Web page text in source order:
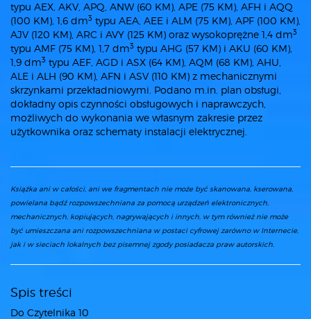
typu AEX, AKV, APQ, ANW (60 KM), APE (75 KM), AFH i AQQ
(100 KM), 1,6 dm3 typu AEA, AEE i ALM (75 KM), APF (100 KM),
AJV (120 KM), ARC i AVY (125 KM) oraz wysokoprężne 1,4 dm3
typu AMF (75 KM), 1,7 dm3 typu AHG (57 KM) i AKU (60 KM),
1,9 dm3 typu AEF, AGD i ASX (64 KM), AQM (68 KM), AHU,
ALE i ALH (90 KM), AFN i ASV (110 KM) z mechanicznymi
skrzynkami przekładniowymi. Podano m.in. plan obsługi,
dokładny opis czynności obsługowych i naprawczych,
możliwych do wykonania we własnym zakresie przez
użytkownika oraz schematy instalacji elektrycznej.
Książka ani w całości, ani we fragmentach nie może być skanowana, kserowana,
powielana bądź rozpowszechniana za pomocą urządzeń elektronicznych,
mechanicznych, kopiujących, nagrywających i innych, w tym również nie może
być umieszczana ani rozpowszechniana w postaci cyfrowej zarówno w Internecie,
jak i w sieciach lokalnych bez pisemnej zgody posiadacza praw autorskich.
Spis treści
Do Czytelnika 10